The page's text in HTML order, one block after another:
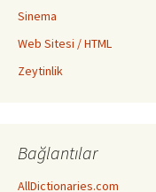
Sinema
Web Sitesi / HTML
Zeytinlik
Bağlantılar
AllDictionaries.com